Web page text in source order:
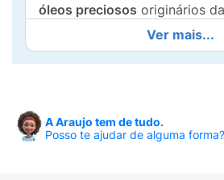
óleos preciosos originários
conhecidos por suas
emolientes e restauradoras.
diferencial está na rapidez e
Ele penetra profundamente na
repondo os lipídios
Ver mais...
A Araujo tem de tudo.
Posso te ajudar de alguma forma?